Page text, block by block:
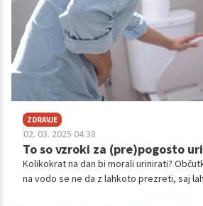
ZDRAVJE
02. 03. 2025 04.38
To so vzroki za (pre)pogosto
Kolikokrat na dan bi morali urinirati?
na vodo se ne da z lahkoto prezreti, saj